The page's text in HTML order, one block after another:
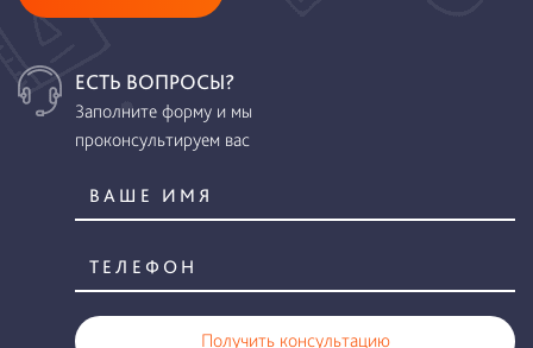
ЕСТЬ ВОПРОСЫ?
Заполните форму и мы
проконсультируем вас
Получить консультацию